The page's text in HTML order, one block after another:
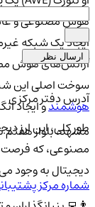
هوش مصنوعی و
ایجاد یک شبکه
سوخت اصلی این
هوشمندو ایجاد
طور کلی، این ارز
مصنوعی، که
دیجیتال به وجود
ارسال نظر
آدرس دفتر مرکزی
مشهد، بلوار هفتم
شماره مرکز